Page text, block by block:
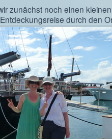
zunächst noch einen
durch den